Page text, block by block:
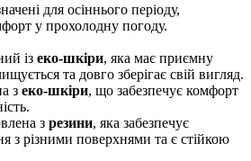
для осіннього періоду,
у прохолодну погоду.
із еко-шкіри, яка має приємну
та довго зберігає свій вигляд.
з еко-шкіри, що забезпечує комфорт
з резини, яка забезпечує
з різними поверхнями та є стійкою